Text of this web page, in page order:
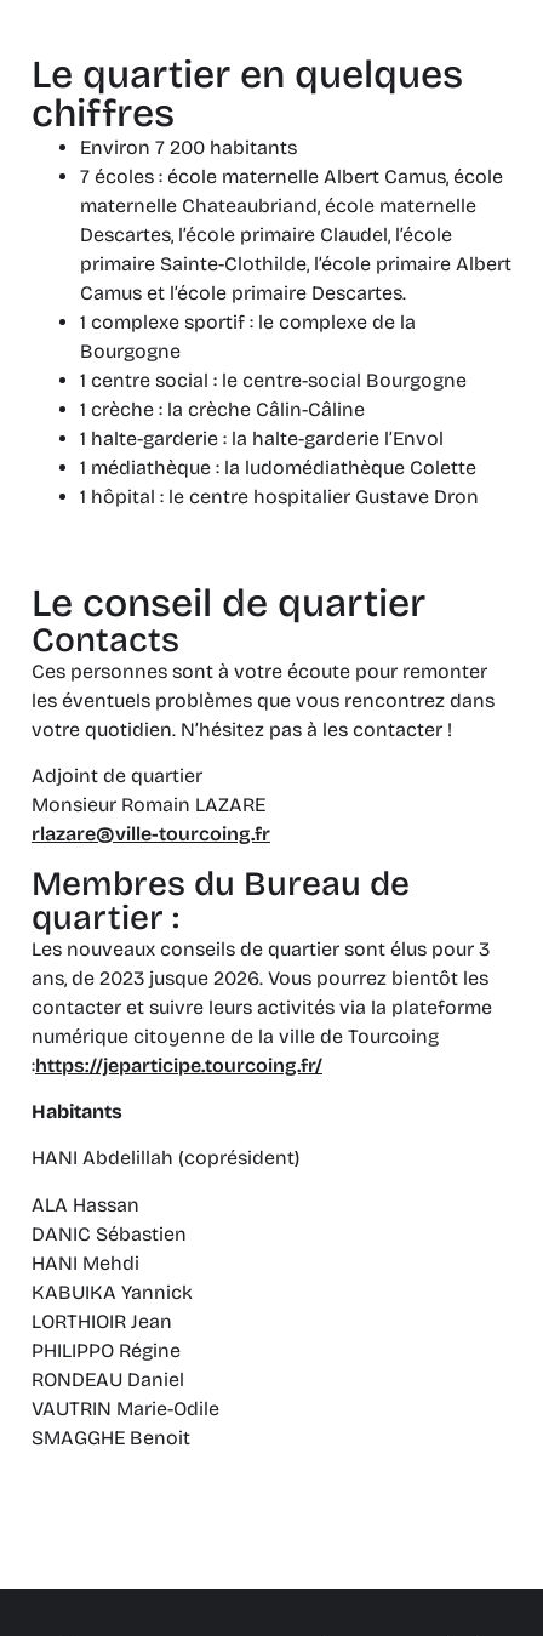
Le quartier en quelques
chiffres
Environ 7 200 habitants
7 écoles : école maternelle Albert Camus, école
maternelle Chateaubriand, école maternelle
Descartes, l’école primaire Claudel, l’école
primaire Sainte-Clothilde, l’école primaire Albert
Camus et l’école primaire Descartes.
1 complexe sportif : le complexe de la
Bourgogne
1 centre social : le centre-social Bourgogne
1 crèche : la crèche Câlin-Câline
1 halte-garderie : la halte-garderie l’Envol
1 médiathèque : la ludomédiathèque Colette
1 hôpital : le centre hospitalier Gustave Dron
Le conseil de quartier
Contacts
Ces personnes sont à votre écoute pour remonter
les éventuels problèmes que vous rencontrez dans
votre quotidien. N’hésitez pas à les contacter !
Adjoint de quartier
Monsieur Romain LAZARE
rlazare@ville-tourcoing.fr
Membres du Bureau de
quartier :
Les nouveaux conseils de quartier sont élus pour 3
ans, de 2023 jusque 2026. Vous pourrez bientôt les
contacter et suivre leurs activités via la plateforme
numérique citoyenne de la ville de Tourcoing
:https://jeparticipe.tourcoing.fr/
Habitants
HANI Abdelillah (coprésident)
ALA Hassan
DANIC Sébastien
HANI Mehdi
KABUIKA Yannick
LORTHIOIR Jean
PHILIPPO Régine
RONDEAU Daniel
VAUTRIN Marie-Odile
SMAGGHE Benoit